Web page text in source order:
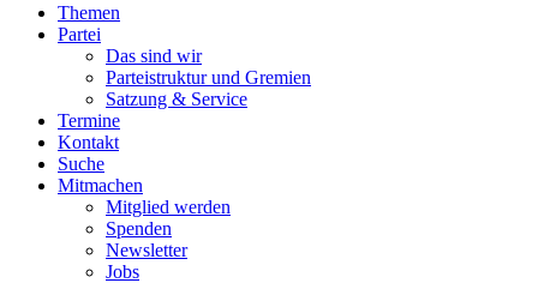
Themen
Partei
Das sind wir
Parteistruktur und Gremien
Satzung & Service
Termine
Kontakt
Suche
Mitmachen
Mitglied werden
Spenden
Newsletter
Jobs